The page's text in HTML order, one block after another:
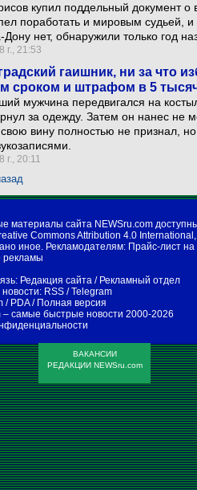
купил поддельный документ
поработать и мировым судьей,
Дону нет, обнаружили только год
г., 21:53
гаишник, ни за что
сроком и штрафом в 5
мужчина передвигался на
за одежду. Затем он нанес не
вину полностью не признал,
г., 20:11
материалы сайта NEWSru.com
Commons Attribution 4.0 International ,
иное. Рекламодателям: Прайс-лист на
Редакция сайта / Рекламный отдел
RSS /Telegram
/ PDA/ Полная версия
– самые быстрые новости 2000-2026
ВАКАНСИИ
РЕДАКЦИИ NEWSru.com